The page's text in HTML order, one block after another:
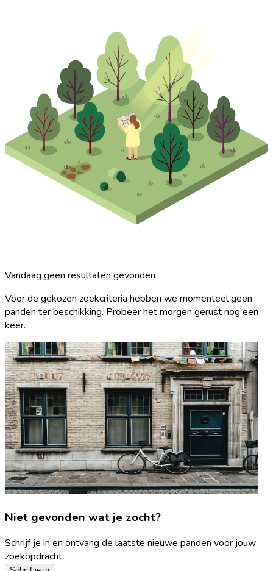
Vandaag geen resultaten gevonden
Voor de gekozen zoekcriteria hebben we momenteel geen
panden ter beschikking. Probeer het morgen gerust nog een
keer.
Niet gevonden wat je zocht?
Schrijf je in en ontvang de laatste nieuwe panden voor jouw
zoekopdracht.